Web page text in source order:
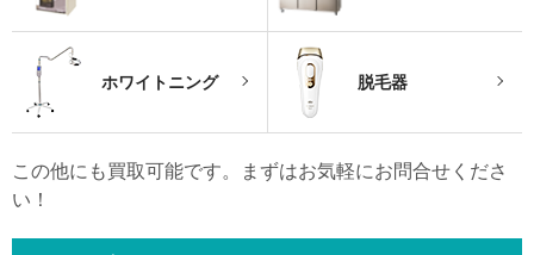
ホワイトニング 脱毛器
この他にも買取可能です。まずはお気軽にお問合せくださ
い！